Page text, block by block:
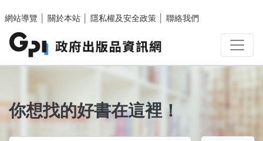
網站導覽
關於本站 隱私權及安全政策 聯絡我們
你想找的好書在這裡！